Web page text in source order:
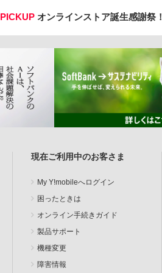
PICKUP オンラインストア誕生感謝祭！
現在ご利用中のお客さま
My Y!mobileへログイン
困ったときは
オンライン手続きガイド
製品サポート
機種変更
障害情報